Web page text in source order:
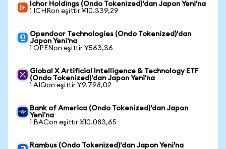
Ichor Holdings (Ondo Tokenized)'dan Japon Yeni'na
1 ICHRon eşittir ¥10.339,29
Opendoor Technologies (Ondo Tokenized)'dan
Japon Yeni'na
1 OPENon eşittir ¥563,36
Global X Artificial Intelligence & Technology ETF
(Ondo Tokenized)'dan Japon Yeni'na
1 AIQon eşittir ¥9.798,02
Bank of America (Ondo Tokenized)'dan Japon
Yeni'na
1 BACon eşittir ¥10.083,65
Rambus (Ondo Tokenized)'dan Japon Yeni'na